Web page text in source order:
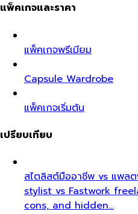
แพ็คเกจและราคา
แพ็คเกจพรีเมียม
Capsule Wardrobe
แพ็คเกจเริ่มต้น
เปรียบเทียบ
สไตลิสต์มืออาชีพ vs แพล
stylist vs Fastwork
cons, and hidden…